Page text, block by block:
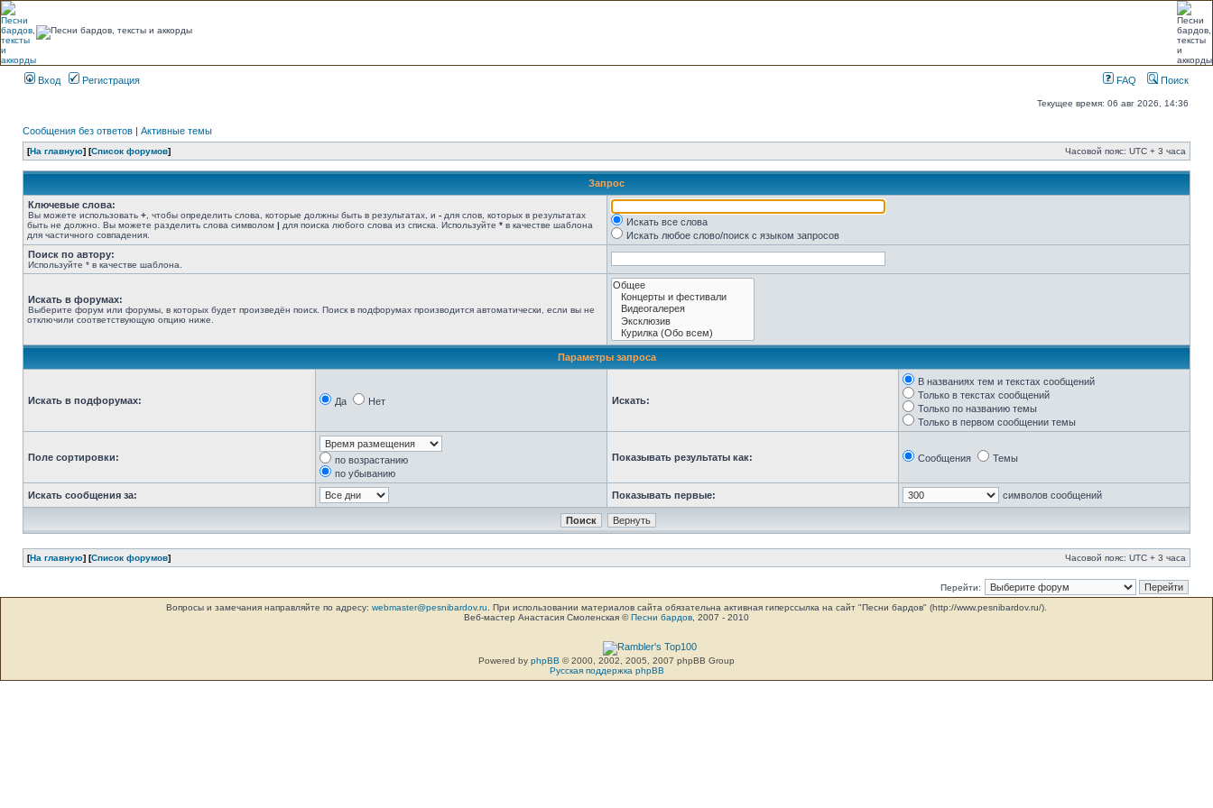
Вход Регистрация FAQ Поиск
Текущее время: 06 авг 2026, 14:36
Сообщения без ответов | Активные темы
[На главную] [Список форумов] Часовой пояс: UTC + 3 часа
Запрос
Ключевые слова:
Вы можете использовать + , чтобы определить слова, которые должны быть в результатах, и - для слов, которых в результатах
быть не должно. Вы можете разделить слова символом | для поиска любого слова из списка. Используйте * в качестве шаблона
для частичного совпадения.
Искать все слова
Искать любое слово/поиск с языком запросов
Поиск по автору:
Используйте * в качестве шаблона.
Искать в форумах:
Выберите форум или форумы, в которых будет произведён поиск. Поиск в подфорумах производится автоматически, если вы не
отключили соответствующую опцию ниже.
Параметры запроса
Искать в подфорумах: Да Нет Искать:
В названиях тем и текстах сообщений
Только в текстах сообщений
Только по названию темы
Только в первом сообщении темы
Поле сортировки:
по возрастанию
по убыванию
Показывать результаты как: Сообщения Темы
Искать сообщения за: Показывать первые: символов сообщений
[На главную] [Список форумов] Часовой пояс: UTC + 3 часа
Перейти:
Вопросы и замечания направляйте по адресу: webmaster@pesnibardov.ru . При использовании материалов сайта обязательна активная гиперссылка на сайт "Песни бардов" (http://www.pesnibardov.ru/).
Веб-мастер Анастасия Смоленская ©Песни бардов , 2007 - 2010
Powered by phpBB © 2000, 2002, 2005, 2007 phpBB Group
Русская поддержка phpBB